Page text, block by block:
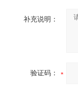
补充说明：
验证码：